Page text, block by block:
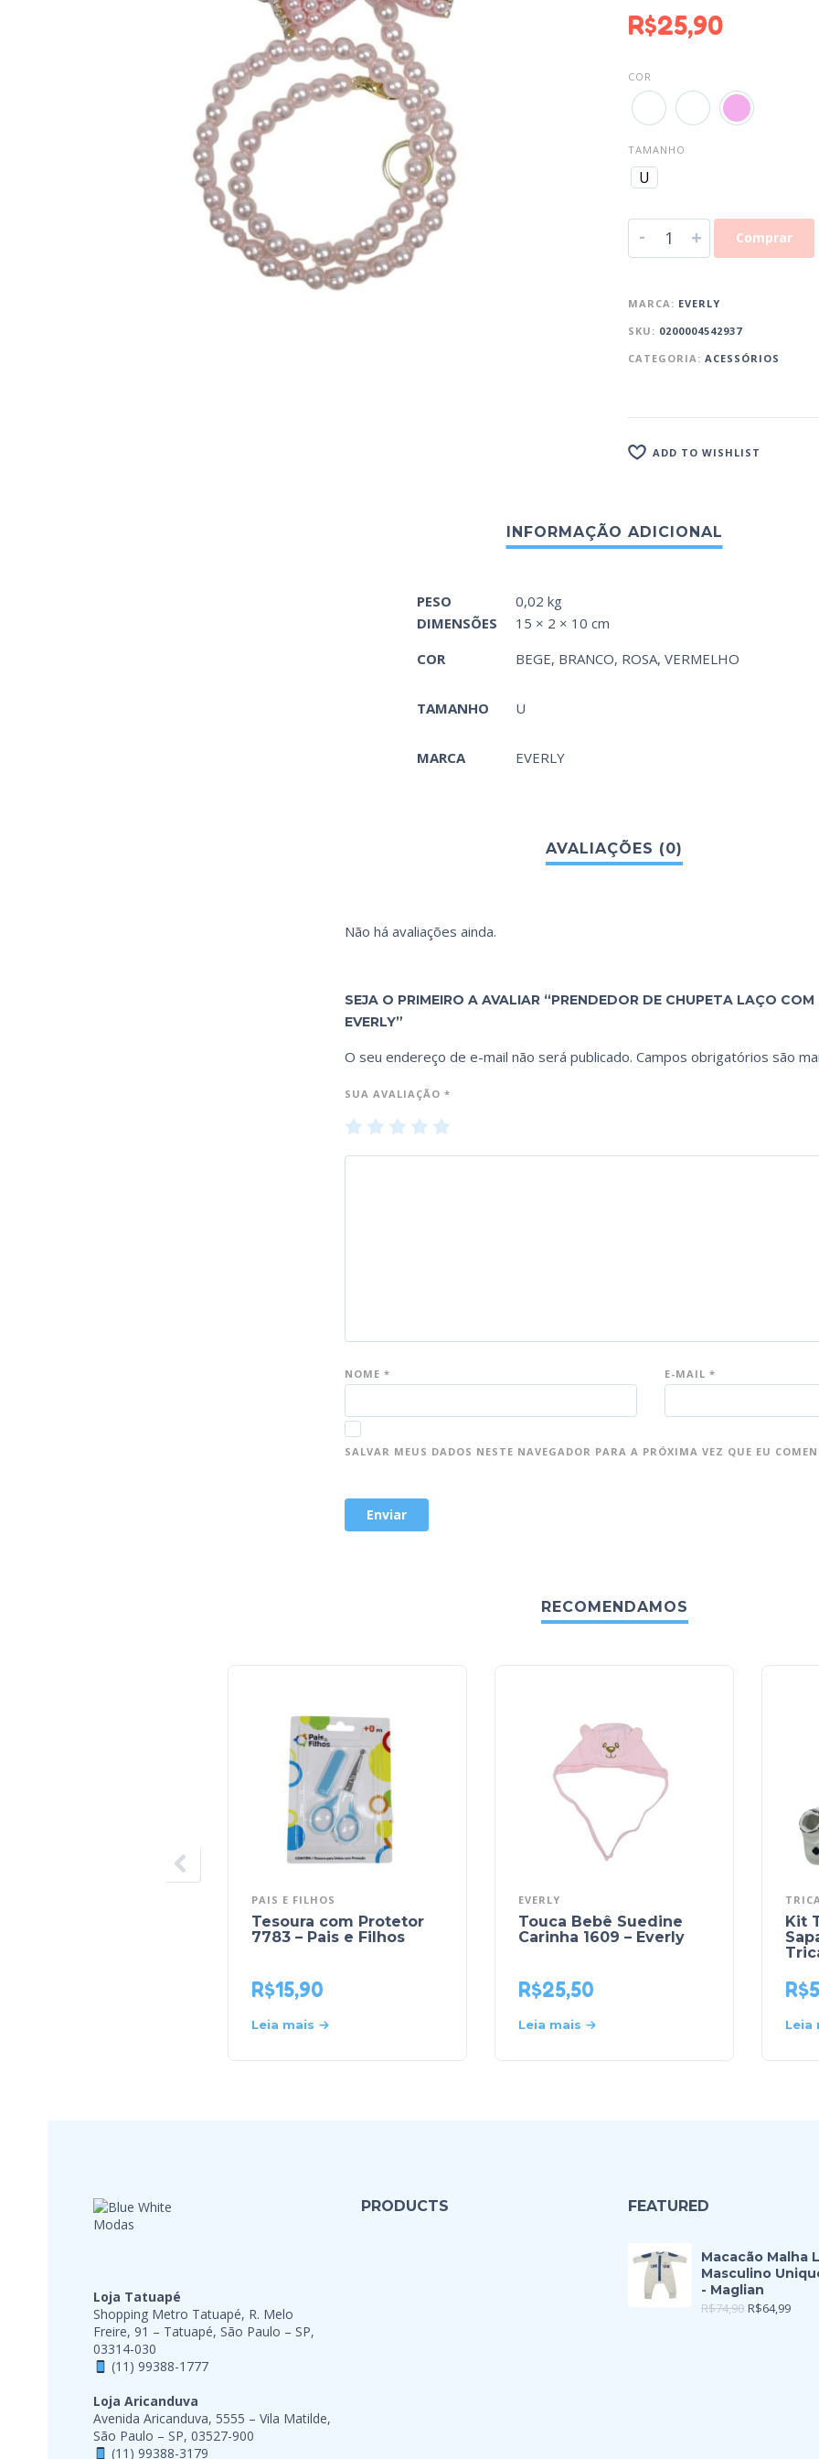
R$25,90
COR
TAMANHO
U
- + Comprar
MARCA: EVERLY
SKU: 0200004542937
CATEGORIA: ACESSÓRIOS
ADD TO WISHLIST
PESO
0,02 kg
DIMENSÕES
15 × 2 × 10 cm
COR
BEGE, BRANCO, ROSA, VERMELHO
TAMANHO U
MARCA EVERLY
Não há avaliações ainda.
SEJA O PRIMEIRO A AVALIAR “PRENDEDOR DE CHUPETA LAÇO
EVERLY”
O seu endereço de e-mail não será publicado. Campos obrigatórios são
SUA AVALIAÇÃO *
1 2 3 4
NOME * E-MAIL *
SALVAR MEUS DADOS NESTE NAVEGADOR PARA A PRÓXIMA VEZ QUE EU
RECOMENDAMOS
PAIS E FILHOS
Tesoura com Protetor
7783 – Pais e Filhos
R$15,90
Leia mais
EVERLY
Touca Bebê Suedine
Carinha 1609 – Everly
R$25,50
Leia mais
Kit
R$
Leia
Loja Tatuapé
Shopping Metro Tatuapé, R. Melo
Freire, 91 – Tatuapé, São Paulo – SP,
03314-030
(11) 99388-1777
Loja Aricanduva
Avenida Aricanduva, 5555 – Vila Matilde,
São Paulo – SP, 03527-900
(11) 99388-3179
PRODUCTS FEATURED
Macacão Malha
Masculino
- Maglian
R$74,90 R$64,99